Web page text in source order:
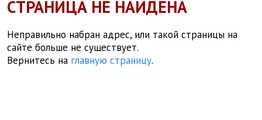
СТРАНИЦА НЕ НАЙДЕНА
Неправильно набран адрес, или такой страницы на
сайте больше не существует.
Вернитесь на главную страницу.